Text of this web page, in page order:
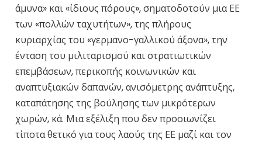
άμυνα» και «ίδιους πόρους», σηματοδοτούν μια ΕΕ
των «πολλών ταχυτήτων», της πλήρους
κυριαρχίας του «γερμανο-γαλλικού άξονα», την
ένταση του μιλιταρισμού και στρατιωτικών
επεμβάσεων, περικοπής κοινωνικών και
αναπτυξιακών δαπανών, ανισόμετρης ανάπτυξης,
καταπάτησης της βούλησης των μικρότερων
χωρών, κά. Μια εξέλιξη που δεν προοιωνίζει
τίποτα θετικό για τους λαούς της ΕΕ μαζί και τον